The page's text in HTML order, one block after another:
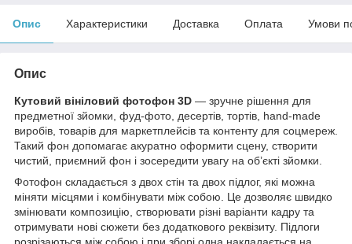
Опис Характеристики Доставка Оплата Умови
Опис
Кутовий вініловий фотофон 3D — зручне рішення для
предметної зйомки, фуд-фото, десертів, тортів, hand-made
виробів, товарів для маркетплейсів та контенту для соцмереж.
Такий фон допомагає акуратно оформити сцену, створити
чистий, приємний фон і зосередити увагу на об’єкті зйомки.
Фотофон складається з двох стін та двох підлог, які можна
міняти місцями і комбінувати між собою. Це дозволяє швидко
змінювати композицію, створювати різні варіанти кадру та
отримувати нові сюжети без додаткового реквізиту. Підлоги
розрізаються між собою і при зборі одна накладається на